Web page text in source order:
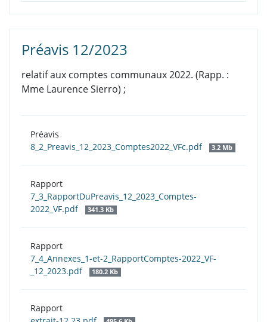
Préavis 12/2023
relatif aux comptes communaux 2022. (Rapp. :
Mme Laurence Sierro) ;
Préavis
8_2_Preavis_12_2023_Comptes2022_VFc.pdf
3.2 Mb
Rapport
7_3_RapportDuPreavis_12_2023_Comptes-
2022_VF.pdf
341.3 Kb
Rapport
7_4_Annexes_1-et-2_RapportComptes-2022_VF-
_12_2023.pdf
180.2 Kb
Rapport